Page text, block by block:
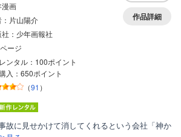
漫画
：片山陽介
：少年画報社
ージ
ンタル：100ポイント
入：650ポイント
（91 ）
作品詳細
故に見せかけて消してくれるという会社「神か